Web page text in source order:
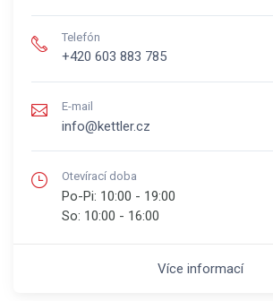
Telefón
+420 603 883 785
E-mail
info@kettler.cz
Otevírací doba
Po-Pi: 10:00 - 19:00
So: 10:00 - 16:00
Více informací